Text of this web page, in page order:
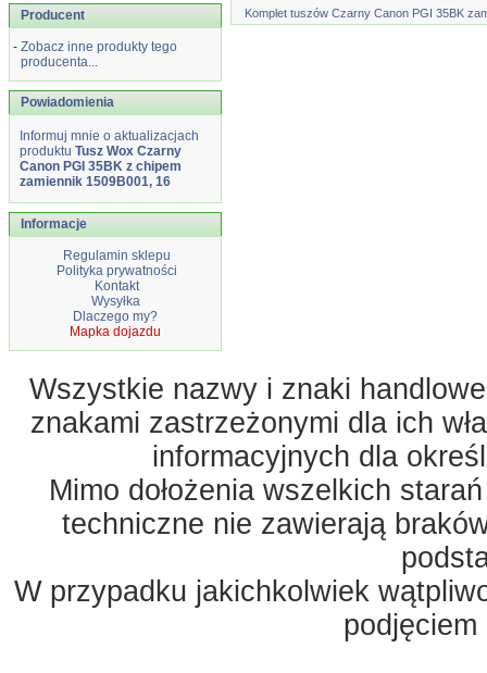
Producent
- Zobacz inne produkty tego
producenta...
Powiadomienia
Informuj mnie o aktualizacjach
produktu Tusz Wox Czarny
Canon PGI 35BK z chipem
zamiennik 1509B001, 16
Informacje
Regulamin sklepu
Polityka prywatności
Kontakt
Wysyłka
Dlaczego my?
Mapka dojazdu
Komplet tuszów Czarny Canon PGI 35BK
Wszystkie nazwy i znaki
znakami zastrzeżonymi dla ich
informacyjnych dla
Mimo dołożenia wszelkich
techniczne nie zawierają
W przypadku jakichkolwiek